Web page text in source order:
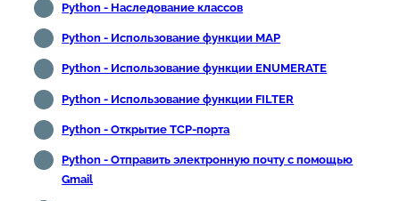
Python - Наследование классов
Python - Использование функции MAP
Python - Использование функции ENUMERATE
Python - Использование функции FILTER
Python - Открытие TCP-порта
Python - Отправить электронную почту с помощью
Gmail